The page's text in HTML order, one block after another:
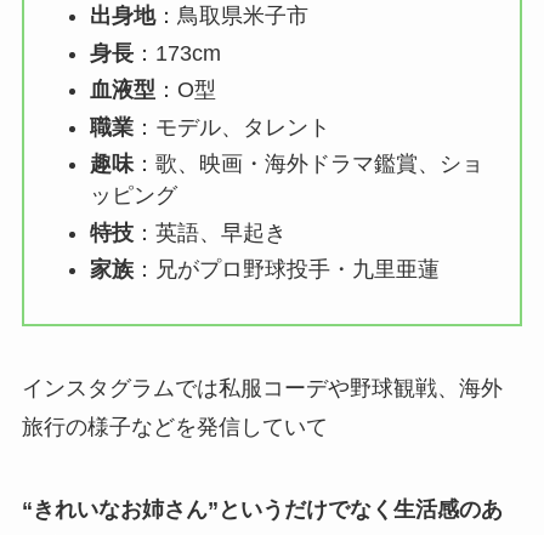
出身地：鳥取県米子市
身長：173cm
血液型 ：O型
職業：モデル、タレント
趣味：歌、映画・海外ドラマ鑑賞、ショ
ッピング
特技：英語、早起き
家族：兄がプロ野球投手・九里亜蓮
インスタグラムでは私服コーデや野球観戦、海外
旅行の様子などを発信していて
“きれいなお姉さん”というだけでなく生活感のあ